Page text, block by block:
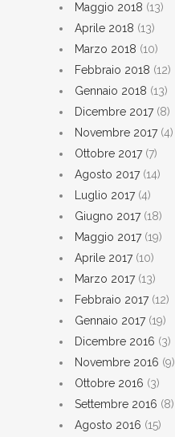
Maggio 2018 (13)
Aprile 2018 (13)
Marzo 2018 (10)
Febbraio 2018 (12)
Gennaio 2018 (13)
Dicembre 2017(8)
Novembre 2017(4)
Ottobre 2017(7)
Agosto 2017(14)
Luglio 2017(4)
Giugno 2017(18)
Maggio 2017(19)
Aprile 2017(10)
Marzo 2017(13)
Febbraio 2017(12)
Gennaio 2017(19)
Dicembre 2016 (3)
Novembre 2016 (9)
Ottobre 2016 (3)
Settembre 2016 (8)
Agosto 2016 (15)